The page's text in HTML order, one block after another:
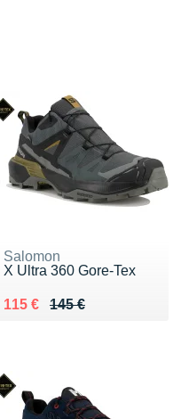
Salomon
X Ultra 360 Gore-Tex
145 €
Au lieu de 145 €
115 €
Vendu 115 €